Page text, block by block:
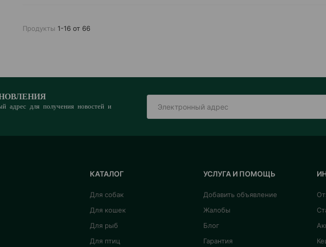
Продукты 1-16 от 66
адрес для получения новостей и
КАТАЛОГ
Для собак
Для кошек
Для рыб
Для птиц
УСЛУГА И ПОМОЩЬ
Добавить объявление
Жалобы
Блог
Гарантия